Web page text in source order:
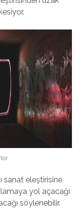
sanat eleştirisine
yol açacağı
söylenebilir.